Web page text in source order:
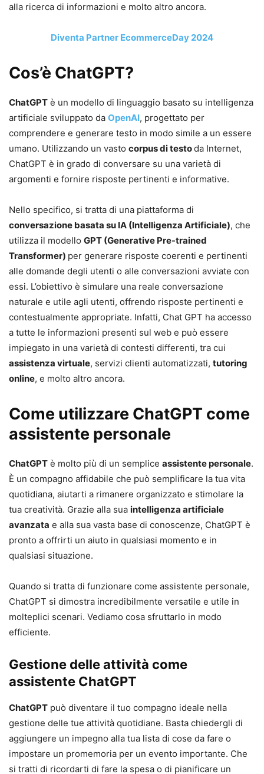
alla ricerca di informazioni e molto altro ancora.
Diventa Partner EcommerceDay 2024
Cos’è ChatGPT?
ChatGPT è un modello di linguaggio basato su intelligenza
artificiale sviluppato da OpenAI, progettato per
comprendere e generare testo in modo simile a un essere
umano. Utilizzando un vasto corpus di testoda Internet,
ChatGPT è in grado di conversare su una varietà di
argomenti e fornire risposte pertinenti e informative.
Nello specifico, si tratta di una piattaforma di
conversazione basata su IA (Intelligenza Artificiale), che
utilizza il modello GPT (Generative Pre-trained
Transformer) per generare risposte coerenti e pertinenti
alle domande degli utenti o alle conversazioni avviate con
essi. L’obiettivo è simulare una reale conversazione
naturale e utile agli utenti, offrendo risposte pertinenti e
contestualmente appropriate. Infatti, Chat GPT ha accesso
a tutte le informazioni presenti sul web e può essere
impiegato in una varietà di contesti differenti, tra cui
assistenza virtuale, servizi clienti automatizzati, tutoring
online, e molto altro ancora.
Come utilizzare ChatGPT come
assistente personale
ChatGPT è molto più di un semplice assistente personale.
È un compagno affidabile che può semplificare la tua vita
quotidiana, aiutarti a rimanere organizzato e stimolare la
tua creatività. Grazie alla sua intelligenza artificiale
avanzata e alla sua vasta base di conoscenze, ChatGPT è
pronto a offrirti un aiuto in qualsiasi momento e in
qualsiasi situazione.
Quando si tratta di funzionare come assistente personale,
ChatGPT si dimostra incredibilmente versatile e utile in
molteplici scenari. Vediamo cosa sfruttarlo in modo
efficiente.
Gestione delle attività come
assistente ChatGPT
ChatGPT può diventare il tuo compagno ideale nella
gestione delle tue attività quotidiane. Basta chiedergli di
aggiungere un impegno alla tua lista di cose da fare o
impostare un promemoria per un evento importante. Che
si tratti di ricordarti di fare la spesa o di pianificare un